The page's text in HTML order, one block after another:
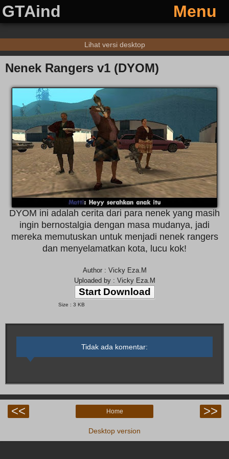
GTAind Menu
Lihat versi desktop
Nenek Rangers v1 (DYOM)
DYOM ini adalah cerita dari para nenek yang masih
ingin bernostalgia dengan masa mudanya, jadi
mereka memutuskan untuk menjadi nenek rangers
dan menyelamatkan kota, lucu kok!
Author : Vicky Eza.M
Uploaded by : Vicky Eza.M
Start Download
Size : 3 KB
Tidak ada komentar:
<< >>
Home
Desktop version